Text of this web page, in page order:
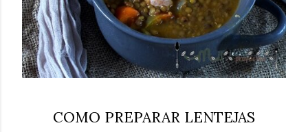
COMO PREPARAR LENTEJAS